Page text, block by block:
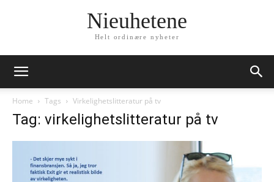
Nieuhetene
Helt ordinære nyheter
Home Tags Virkelighetslitteratur på tv
Tag: virkelighetslitteratur på tv